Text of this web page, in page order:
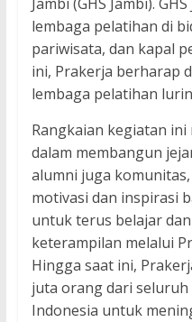
Jambi (GHS Jambi).
lembaga pelatihan di
pariwisata, dan kapal
ini, Prakerja berharap
lembaga pelatihan
Rangkaian kegiatan
dalam membangun
alumni juga
motivasi dan inspirasi
untuk terus belajar
keterampilan melalui
Hingga saat ini,
juta orang dari
Indonesia untuk